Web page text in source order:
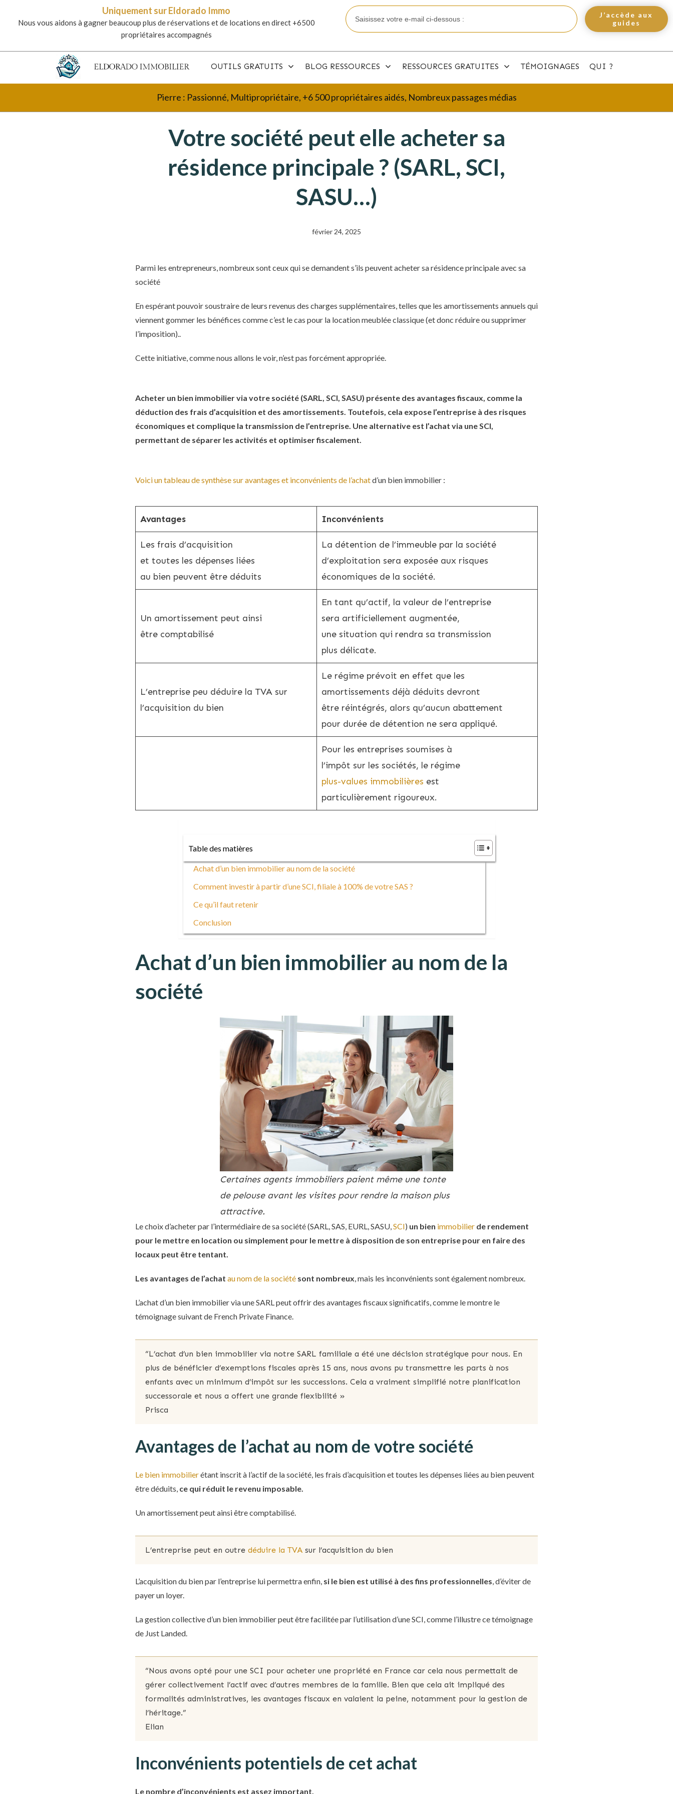
Uniquement sur Eldorado Immo
Nous vous aidons à gagner beaucoup plus de réservations et de locations en direct +6500
propriétaires accompagnés
J’accède aux
guides
OUTILS GRATUITS BLOG RESSOURCES RESSOURCES GRATUITES TÉMOIGNAGES QUI ?
Pierre : Passionné, Multipropriétaire, +6 500 propriétaires aidés, Nombreux passages médias
Votre société peut elle acheter sa
résidence principale ? (SARL, SCI,
SASU…)
février 24, 2025
Parmi les entrepreneurs, nombreux sont ceux qui se demandent s’ils peuvent acheter sa résidence principale avec sa
société
En espérant pouvoir soustraire de leurs revenus des charges supplémentaires, telles que les amortissements annuels qui
viennent gommer les bénéfices comme c’est le cas pour la location meublée classique (et donc réduire ou supprimer
l’imposition)..
Cette initiative, comme nous allons le voir, n’est pas forcément appropriée.
Acheter un bien immobilier via votre société (SARL, SCI, SASU) présente des avantages fiscaux, comme la
déduction des frais d’acquisition et des amortissements. Toutefois, cela expose l’entreprise à des risques
économiques et complique la transmission de l’entreprise. Une alternative est l’achat via une SCI,
permettant de séparer les activités et optimiser fiscalement.
Voici un tableau de synthèse sur avantages et inconvénients de l’achatd’un bien immobilier :
Avantages Inconvénients
Les frais d’acquisition
et toutes les dépenses liées
au bien peuvent être déduits
La détention de l’immeuble par la société
d’exploitation sera exposée aux risques
économiques de la société.
Un amortissement peut ainsi
être comptabilisé
En tant qu’actif, la valeur de l’entreprise
sera artificiellement augmentée,
une situation qui rendra sa transmission
plus délicate.
L’entreprise peu déduire la TVA sur
l’acquisition du bien
Le régime prévoit en effet que les
amortissements déjà déduits devront
être réintégrés, alors qu’aucun abattement
pour durée de détention ne sera appliqué.
Pour les entreprises soumises à
l’impôt sur les sociétés, le régime
plus-values immobilières est
particulièrement rigoureux.
Table des matières
Achat d’un bien immobilier au nom de la société
Comment investir à partir d’une SCI, filiale à 100% de votre SAS ?
Ce qu’il faut retenir
Conclusion
Achat d’un bien immobilier au nom de la
société
Certaines agents immobiliers paient même une tonte
de pelouse avant les visites pour rendre la maison plus
attractive.
Le choix d’acheter par l’intermédiaire de sa société (SARL, SAS, EURL, SASU,SCI) un bien immobilier de rendement
pour le mettre en location ou simplement pour le mettre à disposition de son entreprise pour en faire des
locaux peut être tentant.
Les avantages de l’achat au nom de la société sont nombreux, mais les inconvénients sont également nombreux.
L’achat d’un bien immobilier via une SARL peut offrir des avantages fiscaux significatifs, comme le montre le
témoignage suivant de French Private Finance.
“L’achat d’un bien immobilier via notre SARL familiale a été une décision stratégique pour nous. En
plus de bénéficier d’exemptions fiscales après 15 ans, nous avons pu transmettre les parts à nos
enfants avec un minimum d’impôt sur les successions. Cela a vraiment simplifié notre planification
successorale et nous a offert une grande flexibilité »
Prisca
Avantages de l’achat au nom de votre société
Le bien immobilierétant inscrit à l’actif de la société, les frais d’acquisition et toutes les dépenses liées au bien peuvent
être déduits, ce qui réduit le revenu imposable.
Un amortissement peut ainsi être comptabilisé.
L’entreprise peut en outre déduire la TVA sur l’acquisition du bien
L’acquisition du bien par l’entreprise lui permettra enfin, si le bien est utilisé à des fins professionnelles, d’éviter de
payer un loyer.
La gestion collective d’un bien immobilier peut être facilitée par l’utilisation d’une SCI, comme l’illustre ce témoignage
de Just Landed.
“Nous avons opté pour une SCI pour acheter une propriété en France car cela nous permettait de
gérer collectivement l’actif avec d’autres membres de la famille. Bien que cela ait impliqué des
formalités administratives, les avantages fiscaux en valaient la peine, notamment pour la gestion de
l’héritage.”
Elian
Inconvénients potentiels de cet achat
Le nombre d’inconvénients est assez important.